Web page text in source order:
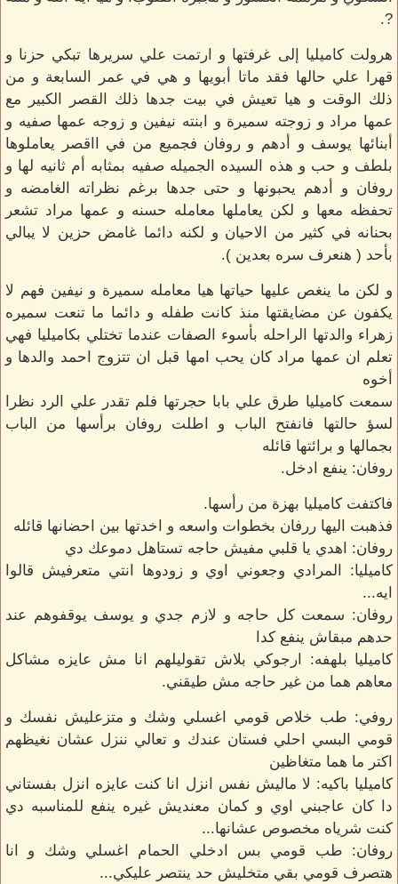
?.
هرولت كاميليا إلى غرفتها و ارتمت علي سريرها تبكي حزنا و
قهرا علي حالها فقد ماتا أبويها و هي في عمر السابعة و من
ذلك الوقت و هيا تعيش في بيت جدها ذلك القصر الكبير مع
عمها مراد و زوجته سميرة و ابنته نيفين و زوجه عمها صفيه و
أبنائها يوسف و أدهم و روفان فجميع من في ااقصر يعاملوها
بلطف و حب و هذه السيده الجميله صفيه بمثابه أم ثانيه لها و
روفان و أدهم يحبونها و حتى جدها برغم نظراته الغامضه و
تحفظه معها و لكن يعاملها معامله حسنه و عمها مراد تشعر
بحنانه في كثير من الاحيان و لكنه دائما غامض حزين لا يبالي
بأحد ( هنعرف سره بعدين ).
و لكن ما ينغص عليها حياتها هيا معامله سميرة و نيفين فهم لا
يكفون عن مضايقتها منذ كانت طفله و دائما ما تنعت سميره
زهراء والدتها الراحله بأسوء الصفات عندما تختلي بكاميليا فهي
تعلم ان عمها مراد كان يحب امها قبل ان تتزوج احمد والدها و
أخوه
سمعت كاميليا طرق علي بابا حجرتها فلم تقدر علي الرد نظرا
لسؤ حالتها فانفتح الباب و اطلت روفان برأسها من الباب
بجمالها و برائتها قائله
روفان: ينفع ادخل.
فاكتفت كاميليا بهزة من رأسها.
فذهبت اليها ررفان بخطوات واسعه و اخدتها بين احضانها قائله
روفان: اهدي يا قلبي مفيش حاجه تستاهل دموعك دي
كاميليا: المرادي وجعوني اوي و زودوها انتي متعرفيش قالوا
ايه...
روفان: سمعت كل حاجه و لازم جدي و يوسف يوقفوهم عند
حدهم مبقاش ينفع كدا
كاميليا بلهفه: ارجوكي بلاش تقوليلهم انا مش عايزه مشاكل
معاهم هما من غير حاجه مش طيقني.
روفي: طب خلاص قومي اغسلي وشك و متزعليش نفسك و
قومي البسي احلي فستان عندك و تعالي ننزل عشان نغيظهم
اكتر ما هما متغاظين
كاميليا باكيه: لا ماليش نفس انزل انا كنت عايزه انزل بفستاني
دا كان عاجبني اوي و كمان معنديش غيره ينفع للمناسبه دي
كنت شرياه مخصوص عشانها...
روفان: طب قومي بس ادخلي الحمام اغسلي وشك و انا
هتصرف قومي بقي متخليش حد ينتصر عليكي...